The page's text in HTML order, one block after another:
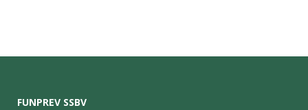
FUNPREV SSBV